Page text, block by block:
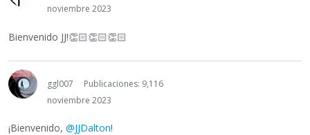
noviembre 2023
Bienvenido JJ!👏🏻👏🏻👏🏻
ggl007
Publicaciones: 9,116
noviembre 2023
¡Bienvenido, @JJDalton!